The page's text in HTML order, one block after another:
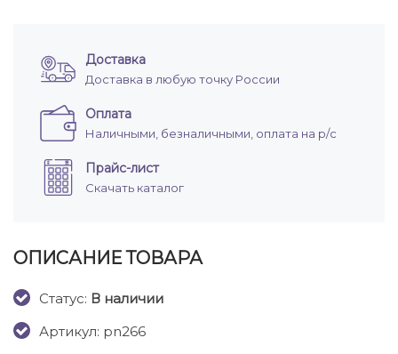
Доставка
Доставка в любую точку России
Оплата
Наличными, безналичными, оплата на р/с
Прайс-лист
Скачать каталог
ОПИСАНИЕ ТОВАРА
Cтатус: В наличии
Артикул: pn266